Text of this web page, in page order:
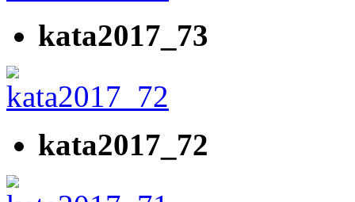
kata2017_73
kata2017_72